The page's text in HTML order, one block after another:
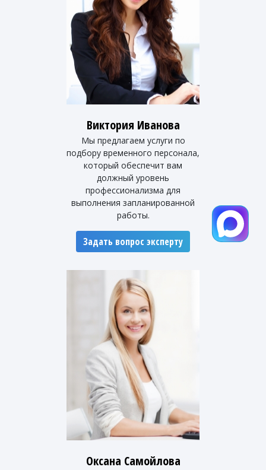
Виктория Иванова
Мы предлагаем услуги по
подбору временного персонала,
который обеспечит вам
должный уровень
профессионализма для
выполнения запланированной
работы.
Задать вопрос эксперту
Оксана Самойлова